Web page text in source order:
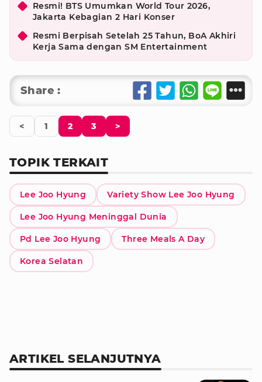
Resmi! BTS Umumkan World Tour 2026,
Jakarta Kebagian 2 Hari Konser
Resmi Berpisah Setelah 25 Tahun, BoA Akhiri
Kerja Sama dengan SM Entertainment
Share :
< 1 2 3 >
TOPIK TERKAIT
Lee Joo Hyung Variety Show Lee Joo Hyung
Lee Joo Hyung Meninggal Dunia
Pd Lee Joo Hyung Three Meals A Day
Korea Selatan
ARTIKEL SELANJUTNYA